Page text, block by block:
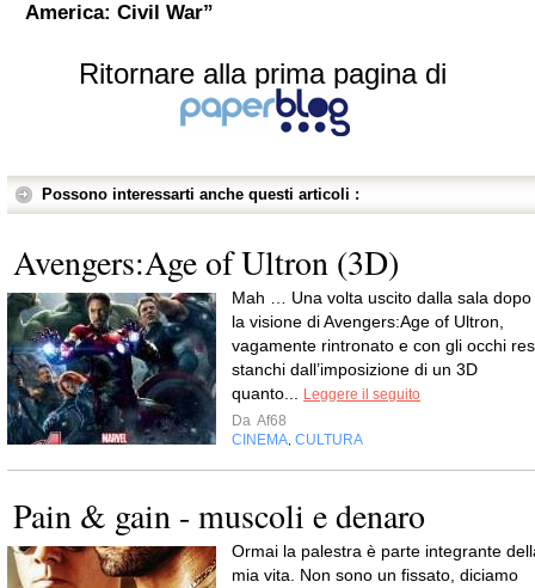
America: Civil War”
Ritornare alla prima pagina di
Possono interessarti anche questi articoli :
Avengers:Age of Ultron (3D)
Mah … Una volta uscito dalla sala dopo
la visione di Avengers:Age of Ultron,
vagamente rintronato e con gli occhi
stanchi dall’imposizione di un 3D
quanto... Leggere il seguito
Da Af68
CINEMA, CULTURA
Pain & gain - muscoli e denaro
Ormai la palestra è parte integrante
mia vita. Non sono un fissato, diciamo